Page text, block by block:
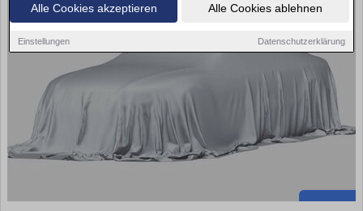
Alle Cookies akzeptieren Alle Cookies ablehnen
Einstellungen Datenschutzerklärung